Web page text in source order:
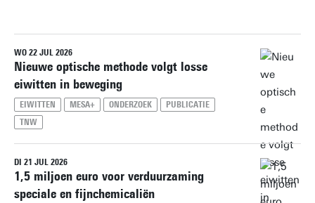
Herstel alle filters
WO 22 JUL 2026
Nieuwe optische methode volgt losse
eiwitten in beweging
EIWITTEN MESA+ ONDERZOEK
PUBLICATIE
TNW
DI 21 JUL 2026
1,5 miljoen euro voor verduurzaming
speciale en fijnchemicaliën